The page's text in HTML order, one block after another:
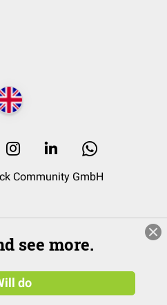
Community GmbH
see more.
do